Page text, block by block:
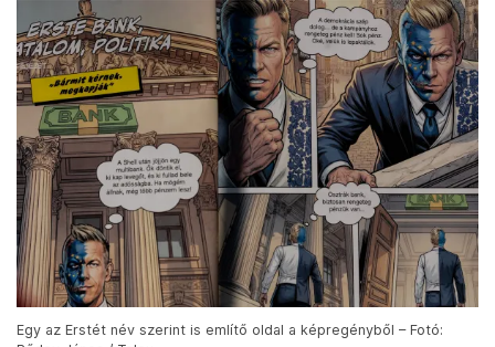
Egy az Erstét név szerint is említő oldal a képregényből – Fotó: